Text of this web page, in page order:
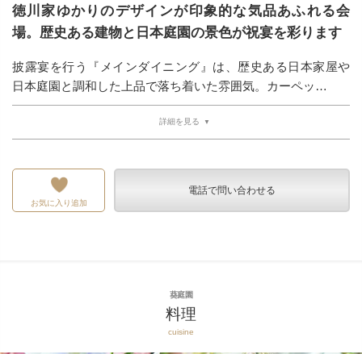
徳川家ゆかりのデザインが印象的な気品あふれる会
場。歴史ある建物と日本庭園の景色が祝宴を彩ります
披露宴を行う『メインダイニング』は、歴史ある日本家屋や
日本庭園と調和した上品で落ち着いた雰囲気。カーペッ…
詳細を見る
お気に入り追加
電話で問い合わせる
葵庭園
料理
cuisine